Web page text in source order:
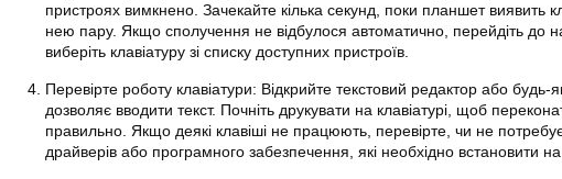
пристроях вимкнено. Зачекайте кілька секунд, поки планшет виявить
нею пару. Якщо сполучення не відбулося автоматично, перейдіть до
виберіть клавіатуру зі списку доступних пристроїв.
Перевірте роботу клавіатури: Відкрийте текстовий редактор або будь-
дозволяє вводити текст. Почніть друкувати на клавіатурі, щоб
правильно. Якщо деякі клавіші не працюють, перевірте, чи не
драйверів або програмного забезпечення, які необхідно встановити